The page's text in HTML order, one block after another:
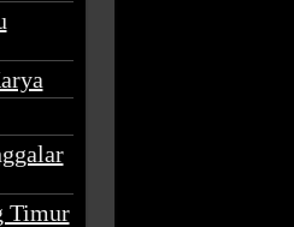
Timur